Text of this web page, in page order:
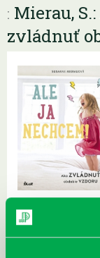
: Mierau,
zvládnuť